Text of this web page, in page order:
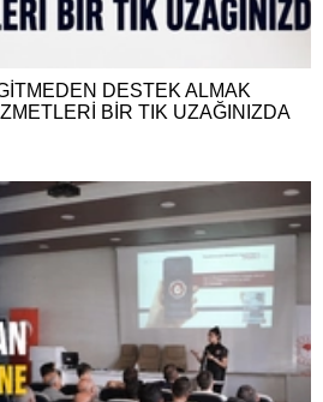
DESTEK ALMAK
BİR TIK UZAĞINIZDA